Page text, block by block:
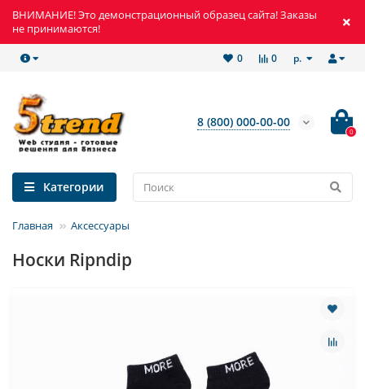
ВНИМАНИЕ! Это демонстрационный образец сайта! Заказы
не принимаются!
р.
0
0
8 (800) 000-00-00
0
Категории
Главная Аксессуары
Носки Ripndip